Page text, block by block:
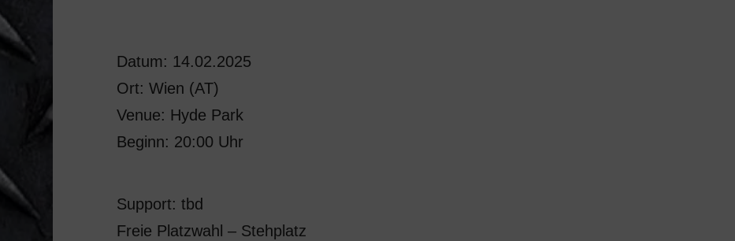
Datum: 14.02.2025
Ort: Wien (AT)
Venue: Hyde Park
Beginn: 20:00 Uhr
Support: tbd
Freie Platzwahl – Stehplatz